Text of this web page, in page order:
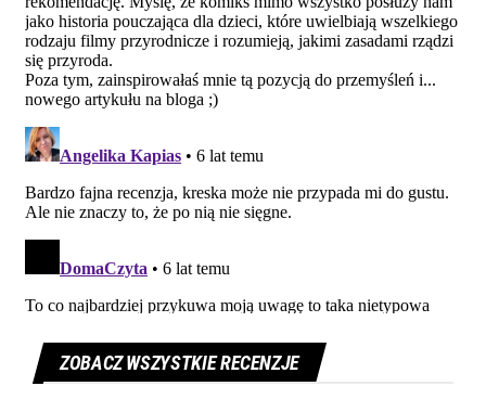
ZOBACZ WSZYSTKIE RECENZJE